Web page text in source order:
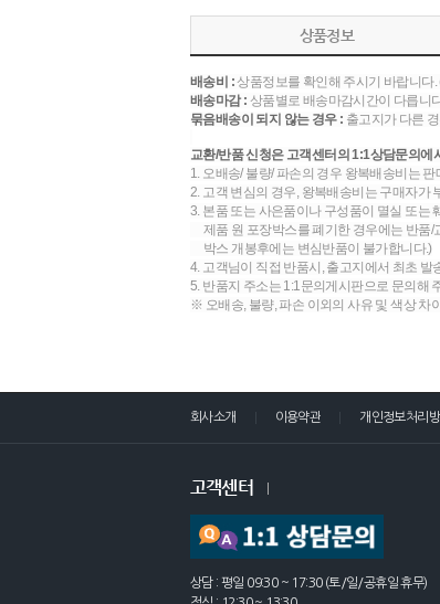
상품정보
배송비 :상품정보를 확인해 주시기 바랍니다
배송마감 : 상품별로 배송마감시간이 다릅니
묶음배송이 되지 않는 경우 : 출고지가 다른
교환/반품 신청은 고객센터의 1:1상담문의에
1. 오배송/ 불량/ 파손의 경우 왕복배송비는
2. 고객 변심의 경우, 왕복배송비는 구매자가
3. 본품 또는 사은품이나 구성품이 멸실 또는
제품 원 포장박스를 폐기한 경우에는 반품/
박스 개봉후에는 변심반품이 불가합니다.)
4. 고객님이 직접 반품시, 출고지에서 최초
5. 반품지 주소는 1:1문의게시판으로 문의해
※ 오배송, 불량, 파손 이외의 사유 및 색상 차
회사소개 이용약관 개인정보처리
고객센터
상담 : 평일 09:30 ~ 17:30 (토/일/공휴일 휴무)